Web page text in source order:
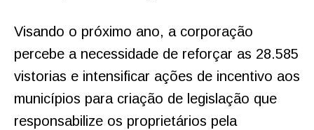
Visando o próximo ano, a corporação
percebe a necessidade de reforçar as 28.585
vistorias e intensificar ações de incentivo aos
municípios para criação de legislação que
responsabilize os proprietários pela